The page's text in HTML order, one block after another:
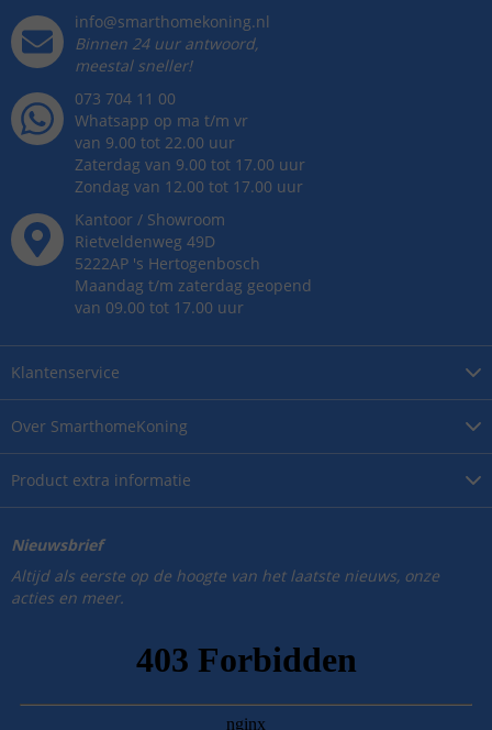
Over SmarthomeKoning
Product extra informatie
Klantenservice
info@smarthomekoning.nl
Binnen 24 uur antwoord,
meestal sneller!
073 704 11 00
Whatsapp op ma t/m vr
van 9.00 tot 22.00 uur
Zaterdag van 9.00 tot 17.00 uur
Zondag van 12.00 tot 17.00 uur
Kantoor / Showroom
Rietveldenweg 49D
5222AP 's Hertogenbosch
Maandag t/m zaterdag geopend
van 09.00 tot 17.00 uur
Nieuwsbrief
Altijd als eerste op de hoogte van het laatste nieuws, onze
acties en meer.